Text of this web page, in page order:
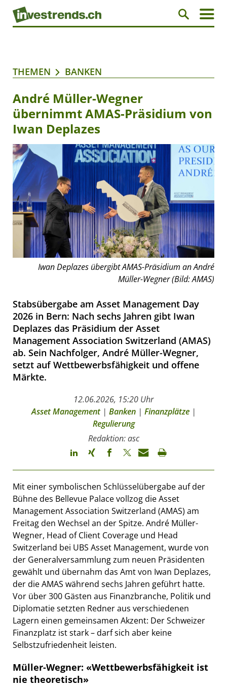
THEMEN BANKEN
André Müller-Wegner
übernimmt AMAS-Präsidium von
Iwan Deplazes
Iwan Deplazes übergibt AMAS-Präsidium an André
Müller-Wegner (Bild: AMAS)
Stabsübergabe am Asset Management Day
2026 in Bern: Nach sechs Jahren gibt Iwan
Deplazes das Präsidium der Asset
Management Association Switzerland (AMAS)
ab. Sein Nachfolger, André Müller-Wegner,
setzt auf Wettbewerbsfähigkeit und offene
Märkte.
12.06.2026, 15:20 Uhr
Asset Management| Banken| Finanzplätze|
Regulierung
Redaktion: asc
Mit einer symbolischen Schlüsselübergabe auf der
Bühne des Bellevue Palace vollzog die Asset
Management Association Switzerland (AMAS) am
Freitag den Wechsel an der Spitze. André Müller-
Wegner, Head of Client Coverage und Head
Switzerland bei UBS Asset Management, wurde von
der Generalversammlung zum neuen Präsidenten
gewählt und übernahm das Amt von Iwan Deplazes,
der die AMAS während sechs Jahren geführt hatte.
Vor über 300 Gästen aus Finanzbranche, Politik und
Diplomatie setzten Redner aus verschiedenen
Lagern einen gemeinsamen Akzent: Der Schweizer
Finanzplatz ist stark – darf sich aber keine
Selbstzufriedenheit leisten.
Müller-Wegner: «Wettbewerbsfähigkeit ist
nie theoretisch»